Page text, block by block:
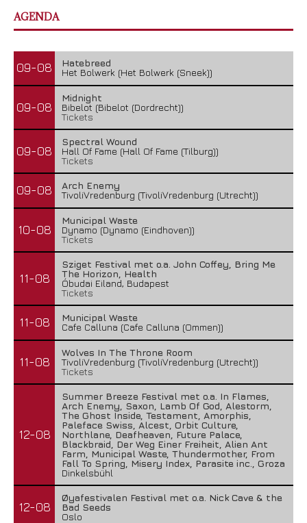
AGENDA
09-08
Hatebreed
Het Bolwerk (Het Bolwerk (Sneek))
09-08
Midnight
Bibelot (Bibelot (Dordrecht))
Tickets
09-08
Spectral Wound
Hall Of Fame (Hall Of Fame (Tilburg))
Tickets
09-08
Arch Enemy
TivoliVredenburg (TivoliVredenburg (Utrecht))
10-08
Municipal Waste
Dynamo (Dynamo (Eindhoven))
Tickets
11-08
Sziget Festival met o.a. John Coffey, Bring Me
The Horizon, Health
Óbudai Eiland, Budapest
Tickets
11-08
Municipal Waste
Cafe Calluna (Cafe Calluna (Ommen))
11-08
Wolves In The Throne Room
TivoliVredenburg (TivoliVredenburg (Utrecht))
Tickets
12-08
Summer Breeze Festival met o.a. In Flames,
Arch Enemy, Saxon, Lamb Of God, Alestorm,
The Ghost Inside, Testament, Amorphis,
Paleface Swiss, Alcest, Orbit Culture,
Northlane, Deafheaven, Future Palace,
Blackbraid, Der Weg Einer Freiheit, Alien Ant
Farm, Municipal Waste, Thundermother, From
Fall To Spring, Misery Index, Parasite inc., Groza
Dinkelsbühl
12-08
Øyafestivalen Festival met o.a. Nick Cave & the
Bad Seeds
Oslo